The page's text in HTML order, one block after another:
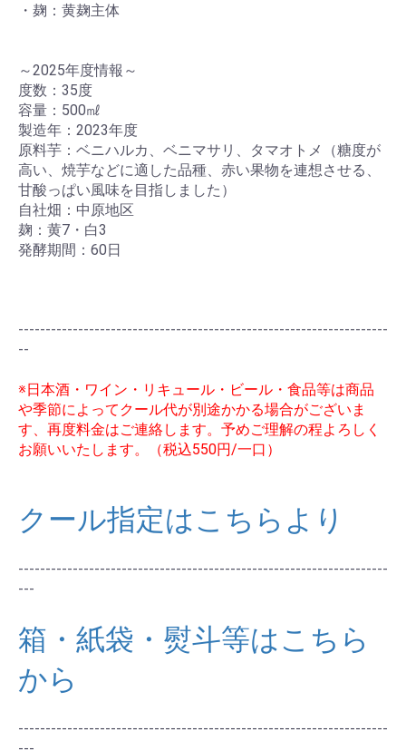
・麹：黄麹主体
～2025年度情報～
度数：35度
容量：500㎖
製造年：2023年度
原料芋：ベニハルカ、ベニマサリ、タマオトメ（糖度が
高い、焼芋などに適した品種、赤い果物を連想させる、
甘酸っぱい風味を目指しました）
自社畑：中原地区
麹：黄7・白3
発酵期間：60日
--------------------------------------------------------------------
--
※日本酒・ワイン・リキュール・ビール・食品等は商品
や季節によってクール代が別途かかる場合がございま
す、再度料金はご連絡します。予めご理解の程よろしく
お願いいたします。（税込550円/一口）
クール指定はこちらより
--------------------------------------------------------------------
---
箱・紙袋・熨斗等はこちら
から
--------------------------------------------------------------------